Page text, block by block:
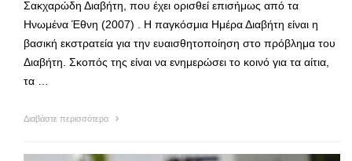
Σακχαρώδη Διαβήτη, που έχει ορισθεί επισήμως από τα
Ηνωμένα Έθνη (2007) . Η παγκόσμια Ημέρα Διαβήτη είναι η
βασική εκστρατεία για την ευαισθητοποίηση στο πρόβλημα του
Διαβήτη. Σκοπός της είναι να ενημερώσει το κοινό για τα αίτια,
τα …
Διαβάστε περισσότερα